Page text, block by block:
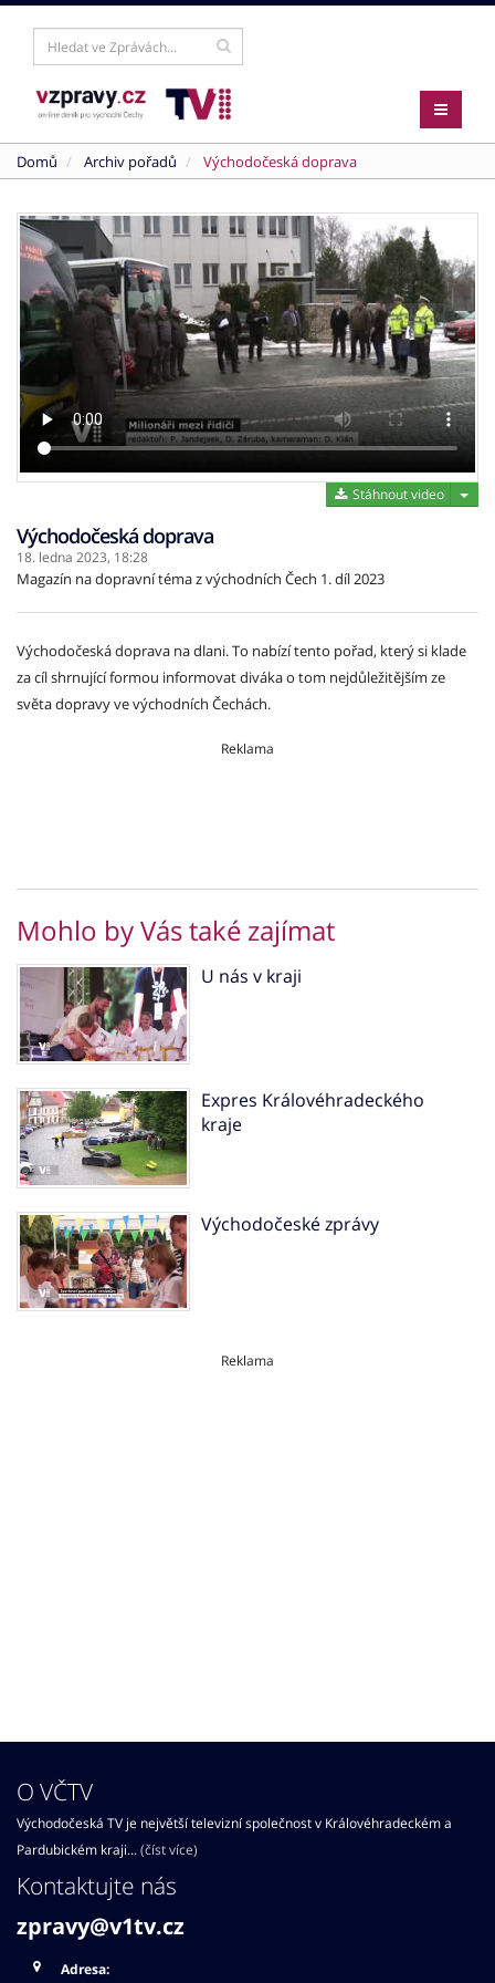
Domů Archiv pořadů Východočeská doprava
Stáhnout video
Východočeská doprava
18. ledna 2023, 18:28
Magazín na dopravní téma z východních Čech 1. díl 2023
Východočeská doprava na dlani. To nabízí tento pořad, který si klade
za cíl shrnující formou informovat diváka o tom nejdůležitějším ze
světa dopravy ve východních Čechách.
Reklama
Mohlo by Vás také zajímat
U nás v kraji
Expres Královéhradeckého
kraje
Východočeské zprávy
Reklama
O VČTV
Východočeská TV je největší televizní společnost v Královéhradeckém a
Pardubickém kraji...(číst více)
Kontaktujte nás
zpravy@v1tv.cz
Adresa: